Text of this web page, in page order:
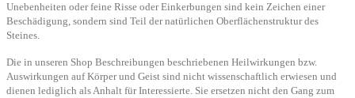
Unebenheiten oder feine Risse oder Einkerbungen sind kein Zeichen einer
Beschädigung, sondern sind Teil der natürlichen Oberflächenstruktur des
Steines.
Die in unseren Shop Beschreibungen beschriebenen Heilwirkungen bzw.
Auswirkungen auf Körper und Geist sind nicht wissenschaftlich erwiesen und
dienen lediglich als Anhalt für Interessierte. Sie ersetzen nicht den Gang zum